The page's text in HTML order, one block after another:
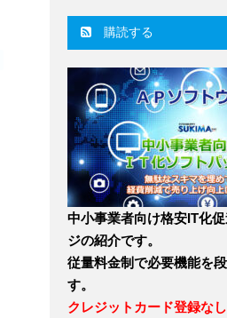
購読する
中小事業者向け格安IT化
ジの紹介です。
従量料金制で必要機能を
す。
クレジットカード登録な